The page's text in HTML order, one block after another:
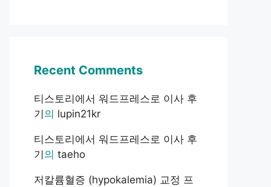
Recent Comments
티스토리에서 워드프레스로 이사 후
기 의 lupin21kr
티스토리에서 워드프레스로 이사 후
기 의 taeho
저칼륨혈증 (hypokalemia) 교정 프